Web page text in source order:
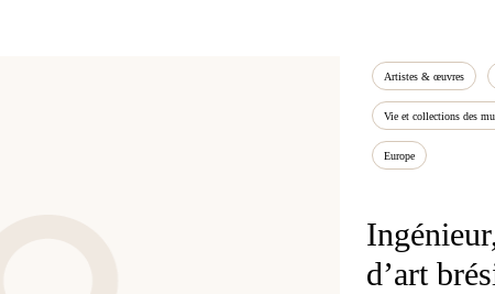
Artistes & œuvres
Vie et collections des
Europe
d’art